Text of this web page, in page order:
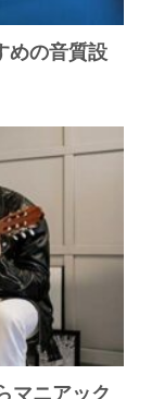
の音質設
マニアック